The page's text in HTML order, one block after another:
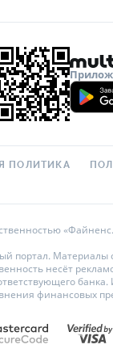
ПОЛИТИКА
Материалы с
несёт
финансовых